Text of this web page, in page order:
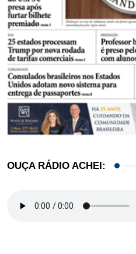
OUÇA RÁDIO ACHEI: